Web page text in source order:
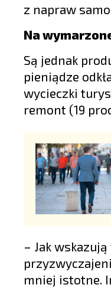
z napraw
Na
Są jednak
pieniądze
wycieczki
remont (19
– Jak
mniej istotne.